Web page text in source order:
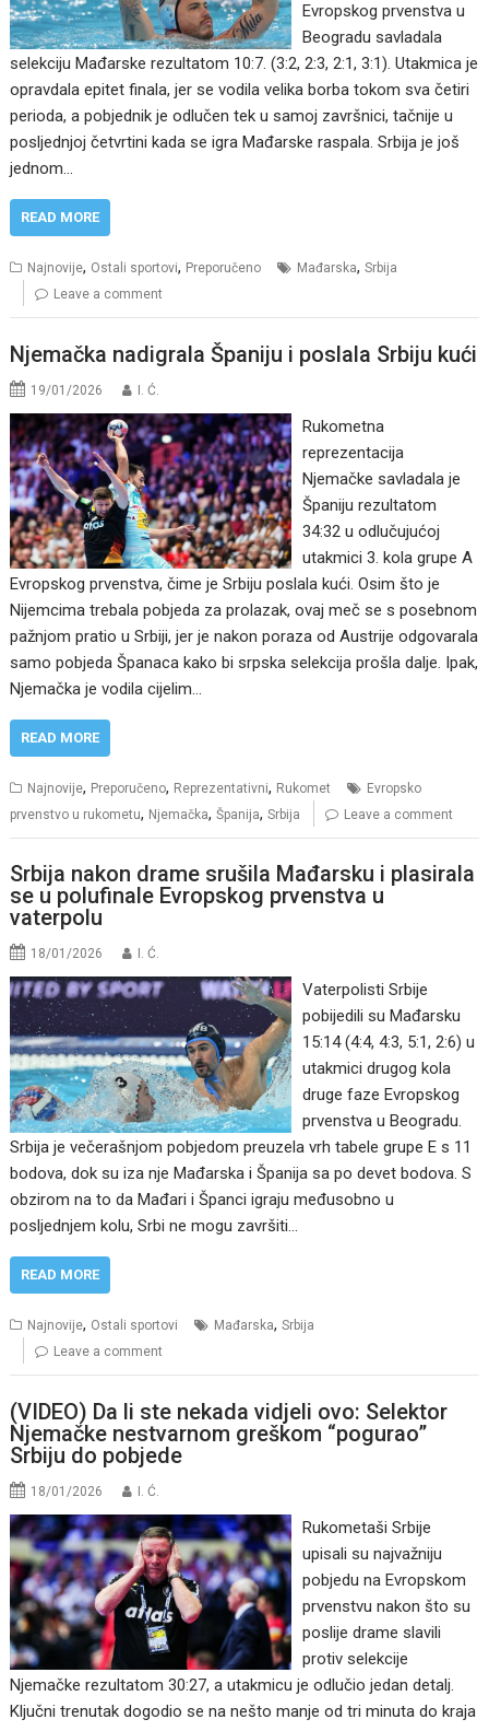
Evropskog prvenstva u
Beogradu savladala
selekciju Mađarske rezultatom 10:7. (3:2, 2:3, 2:1, 3:1). Utakmica je
opravdala epitet finala, jer se vodila velika borba tokom sva četiri
perioda, a pobjednik je odlučen tek u samoj završnici, tačnije u
posljednjoj četvrtini kada se igra Mađarske raspala. Srbija je još
jednom…
READ MORE
Najnovije, Ostali sportovi, Preporučeno Mađarska,Srbija
Leave a comment
Njemačka nadigrala Španiju i poslala Srbiju kući
19/01/2026 I. Ć.
Rukometna
reprezentacija
Njemačke savladala je
Španiju rezultatom
34:32 u odlučujućoj
utakmici 3. kola grupe A
Evropskog prvenstva, čime je Srbiju poslala kući. Osim što je
Nijemcima trebala pobjeda za prolazak, ovaj meč se s posebnom
pažnjom pratio u Srbiji, jer je nakon poraza od Austrije odgovarala
samo pobjeda Španaca kako bi srpska selekcija prošla dalje. Ipak,
Njemačka je vodila cijelim…
READ MORE
Najnovije, Preporučeno, Reprezentativni, Rukomet
Evropsko
prvenstvo u rukometu, Njemačka,Španija,Srbija Leave a comment
Srbija nakon drame srušila Mađarsku i plasirala
se u polufinale Evropskog prvenstva u
vaterpolu
18/01/2026 I. Ć.
Vaterpolisti Srbije
pobijedili su Mađarsku
15:14 (4:4, 4:3, 5:1, 2:6) u
utakmici drugog kola
druge faze Evropskog
prvenstva u Beogradu.
Srbija je večerašnjom pobjedom preuzela vrh tabele grupe E s 11
bodova, dok su iza nje Mađarska i Španija sa po devet bodova. S
obzirom na to da Mađari i Španci igraju međusobno u
posljednjem kolu, Srbi ne mogu završiti…
READ MORE
Najnovije, Ostali sportovi Mađarska,Srbija
Leave a comment
(VIDEO) Da li ste nekada vidjeli ovo: Selektor
Njemačke nestvarnom greškom “pogurao”
Srbiju do pobjede
18/01/2026 I. Ć.
Rukometaši Srbije
upisali su najvažniju
pobjedu na Evropskom
prvenstvu nakon što su
poslije drame slavili
protiv selekcije
Njemačke rezultatom 30:27, a utakmicu je odlučio jedan detalj.
Ključni trenutak dogodio se na nešto manje od tri minuta do kraja